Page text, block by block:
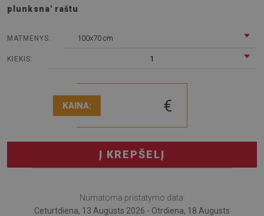
plunksna' raštu
MATMENYS: 100x70 cm
KIEKIS: 1
KAINA: €
Į KREPŠELĮ
Numatoma pristatymo data:
Ceturtdiena, 13 Augusts 2026 - Otrdiena, 18 Augusts